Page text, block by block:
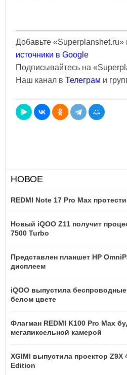
Добавьте «Superplanshet.ru»
источники в Google
Подписывайтесь на
Наш канал в Телеграм и
НОВОЕ
REDMI Note 17 Pro Max
Новый iQOO Z11 получит
7500 Turbo
Представлен планшет HP
дисплеем
iQOO выпустила
белом цвете
Флагман REDMI K100 Pro Max
мегапиксельной камерой
XGIMI выпустила проектор
Edition